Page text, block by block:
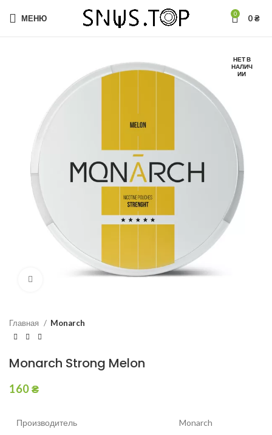
МЕНЮ 0 0₴
НЕТ В
НАЛИЧ
ИИ
Главная Monarch
Monarch Strong Melon
160₴
Производитель Monarch